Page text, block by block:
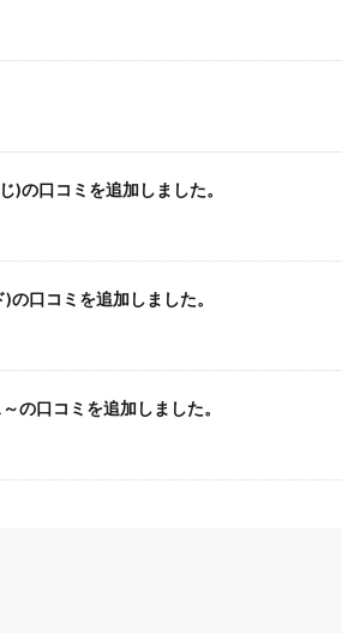
)の口コミを追加しました。
口コミを追加しました。
の口コミを追加しました。